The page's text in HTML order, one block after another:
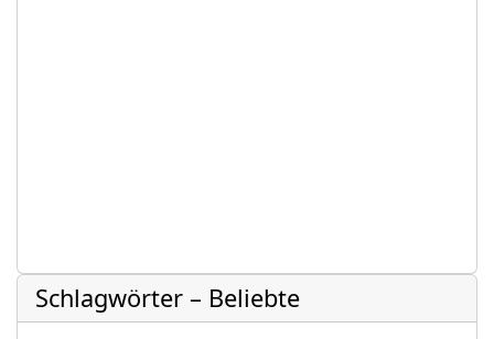
Schlagwörter – Beliebte